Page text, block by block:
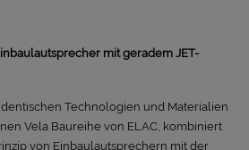
mit geradem JET-
Technologien und Materialien
Vela Baureihe von ELAC, kombiniert
von Einbaulautsprechern mit der